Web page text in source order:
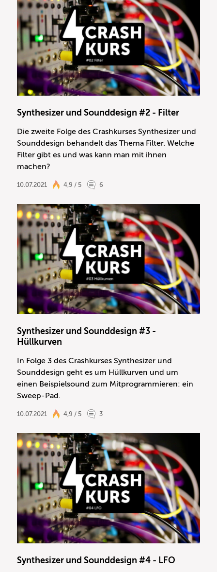
Synthesizer und Sounddesign #2 - Filter
Die zweite Folge des Crashkurses Synthesizer und
Sounddesign behandelt das Thema Filter. Welche
Filter gibt es und was kann man mit ihnen
machen?
10.07.2021 4,9 / 5 6
Synthesizer und Sounddesign #3 -
Hüllkurven
In Folge 3 des Crashkurses Synthesizer und
Sounddesign geht es um Hüllkurven und um
einen Beispielsound zum Mitprogrammieren: ein
Sweep-Pad.
10.07.2021 4,9 / 5 3
Synthesizer und Sounddesign #4 - LFO